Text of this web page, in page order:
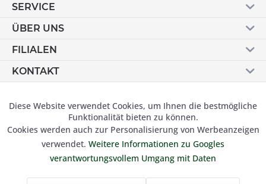
SERVICE
ÜBER UNS
FILIALEN
KONTAKT
© 2019 Besser Gehen Schockmann GmbH. Alle Preise inkl.
der gesetzl. MwSt und zzgl.Versandkosten.
Funktionale Aktiv
Marketing Inaktiv
Tracking Inaktiv
Diese Website verwendet Cookies, um Ihnen die bestmögliche
Funktionalität bieten zu können.
Cookies werden auch zur Personalisierung von Werbeanzeigen
verwendet. Weitere Informationen zu Googles
verantwortungsvollem Umgang mit Daten